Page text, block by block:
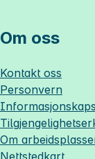
Om oss
Kontakt oss
Personvern
Om
Nettstedkart